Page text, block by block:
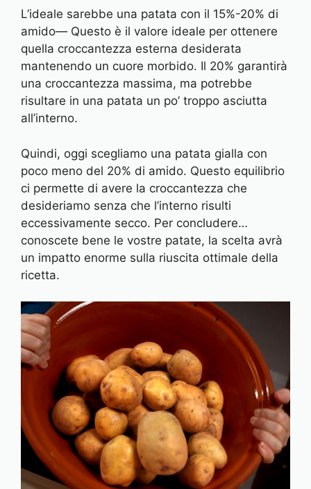
L’ideale sarebbe una patata con il 15%-20% di
amido— Questo è il valore ideale per ottenere
quella croccantezza esterna desiderata
mantenendo un cuore morbido. Il 20% garantirà
una croccantezza massima, ma potrebbe
risultare in una patata un po’ troppo asciutta
all’interno.
Quindi, oggi scegliamo una patata gialla con
poco meno del 20% di amido. Questo equilibrio
ci permette di avere la croccantezza che
desideriamo senza che l’interno risulti
eccessivamente secco. Per concludere…
conoscete bene le vostre patate, la scelta avrà
un impatto enorme sulla riuscita ottimale della
ricetta.